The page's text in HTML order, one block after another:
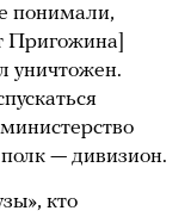
понимали,
Пригожина]
уничтожен.
— дивизион.
кто